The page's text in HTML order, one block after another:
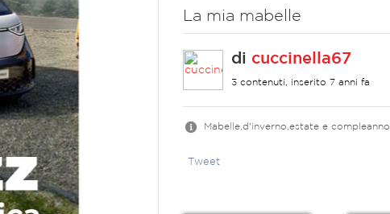
La mia mabelle
di cuccinella67
3 contenuti, inserito 7 anni fa
Mabelle,d'inverno,estate e compleanno
Tweet